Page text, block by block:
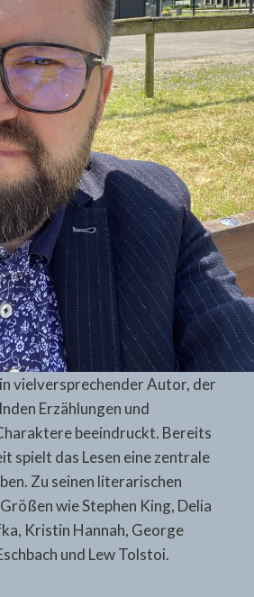
vielversprechender Autor, der
Erzählungen und
beeindruckt. Bereits
spielt das Lesen eine zentrale
Zu seinen literarischen
wie Stephen King, Delia
Kristin Hannah, George
und Lew Tolstoi.